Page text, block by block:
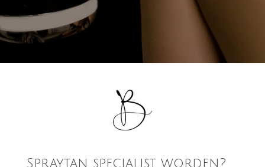
Spraytan specialist worden?